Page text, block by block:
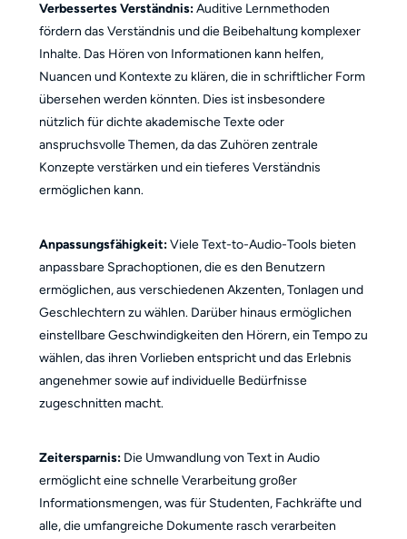
Verbessertes Verständnis:Auditive Lernmethoden
fördern das Verständnis und die Beibehaltung komplexer
Inhalte. Das Hören von Informationen kann helfen,
Nuancen und Kontexte zu klären, die in schriftlicher Form
übersehen werden könnten. Dies ist insbesondere
nützlich für dichte akademische Texte oder
anspruchsvolle Themen, da das Zuhören zentrale
Konzepte verstärken und ein tieferes Verständnis
ermöglichen kann.
Anpassungsfähigkeit:Viele Text-to-Audio-Tools bieten
anpassbare Sprachoptionen, die es den Benutzern
ermöglichen, aus verschiedenen Akzenten, Tonlagen und
Geschlechtern zu wählen. Darüber hinaus ermöglichen
einstellbare Geschwindigkeiten den Hörern, ein Tempo zu
wählen, das ihren Vorlieben entspricht und das Erlebnis
angenehmer sowie auf individuelle Bedürfnisse
zugeschnitten macht.
Zeitersparnis:Die Umwandlung von Text in Audio
ermöglicht eine schnelle Verarbeitung großer
Informationsmengen, was für Studenten, Fachkräfte und
alle, die umfangreiche Dokumente rasch verarbeiten